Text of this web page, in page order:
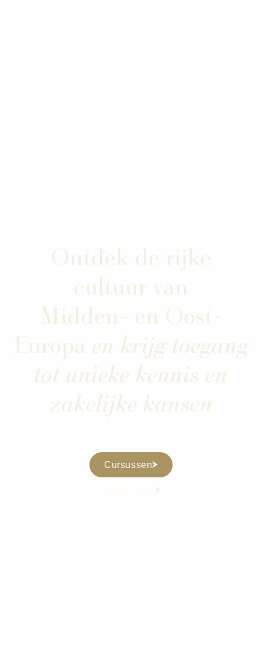
Ontdek de rijke
cultuur van
Midden- en Oost-
Europa en krijg toegang
tot unieke kennis en
zakelijke kansen
Cursussen